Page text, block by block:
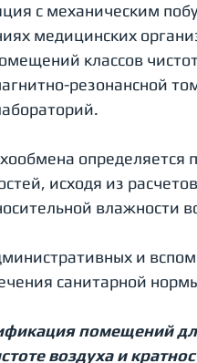
с механическим
медицинских
классов
резонансной
исходя из
влажности
и
санитарной
помещений
воздуха и